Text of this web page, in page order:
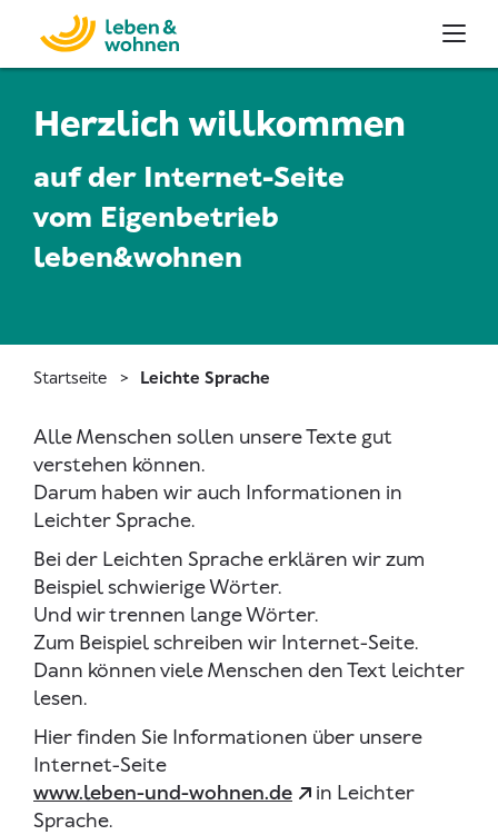
Herzlich willkommen
auf der Internet-Seite
vom Eigenbetrieb
leben&wohnen
Startseite Leichte Sprache
Alle Menschen sollen unsere Texte gut
verstehen können.
Darum haben wir auch Informationen in
Leichter Sprache.
Bei der Leichten Sprache erklären wir zum
Beispiel schwierige Wörter.
Und wir trennen lange Wörter.
Zum Beispiel schreiben wir Internet-Seite.
Dann können viele Menschen den Text leichter
lesen.
Hier finden Sie Informationen über unsere
Internet-Seite
www.leben-und-wohnen.de
in Leichter
Sprache.